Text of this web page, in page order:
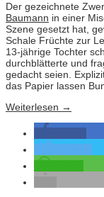
Der gezeichnete
Baumann in einer
Szene gesetzt hat,
Schale Früchte zur
13-jährige Tochter
durchblätterte und
gedacht seien.
das Papier lassen
Weiterlesen →